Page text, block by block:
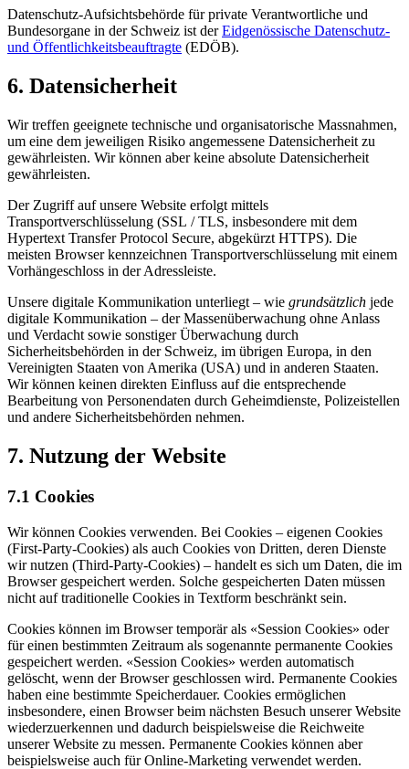
Datenschutz-Aufsichtsbehörde für private Verantwortliche und
Bundesorgane in der Schweiz ist derEidgenössische Datenschutz-
und Öffentlichkeitsbeauftragte (EDÖB).
6. Datensicherheit
Wir treffen geeignete technische und organisatorische Massnahmen,
um eine dem jeweiligen Risiko angemessene Datensicherheit zu
gewährleisten. Wir können aber keine absolute Datensicherheit
gewährleisten.
Der Zugriff auf unsere Website erfolgt mittels
Transportverschlüsselung (SSL / TLS, insbesondere mit dem
Hypertext Transfer Protocol Secure, abgekürzt HTTPS). Die
meisten Browser kennzeichnen Transportverschlüsselung mit einem
Vorhängeschloss in der Adressleiste.
Unsere digitale Kommunikation unterliegt – wie grundsätzlich jede
digitale Kommunikation – der Massenüberwachung ohne Anlass
und Verdacht sowie sonstiger Überwachung durch
Sicherheitsbehörden in der Schweiz, im übrigen Europa, in den
Vereinigten Staaten von Amerika (USA) und in anderen Staaten.
Wir können keinen direkten Einfluss auf die entsprechende
Bearbeitung von Personendaten durch Geheimdienste, Polizeistellen
und andere Sicherheitsbehörden nehmen.
7. Nutzung der Website
7.1 Cookies
Wir können Cookies verwenden. Bei Cookies – eigenen Cookies
(First-Party-Cookies) als auch Cookies von Dritten, deren Dienste
wir nutzen (Third-Party-Cookies) – handelt es sich um Daten, die im
Browser gespeichert werden. Solche gespeicherten Daten müssen
nicht auf traditionelle Cookies in Textform beschränkt sein.
Cookies können im Browser temporär als «Session Cookies» oder
für einen bestimmten Zeitraum als sogenannte permanente Cookies
gespeichert werden. «Session Cookies» werden automatisch
gelöscht, wenn der Browser geschlossen wird. Permanente Cookies
haben eine bestimmte Speicherdauer. Cookies ermöglichen
insbesondere, einen Browser beim nächsten Besuch unserer Website
wiederzuerkennen und dadurch beispielsweise die Reichweite
unserer Website zu messen. Permanente Cookies können aber
beispielsweise auch für Online-Marketing verwendet werden.